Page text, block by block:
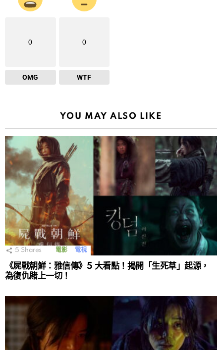
0
OMG
0
WTF
YOU MAY ALSO LIKE
5 Shares 電影 電視
《屍戰朝鮮：雅信傳》5 大看點！揭開「生死草」起源，
為復仇賭上一切！